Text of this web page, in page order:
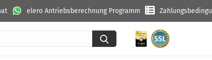
elero Antriebsberechnung Programm
Suche...